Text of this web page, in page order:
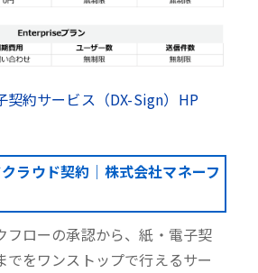
契約サービス（DX-Sign）HP
ラウド契約｜株式会社マネーフ
フローの承認から、紙・電子契
でをワンストップで行えるサー